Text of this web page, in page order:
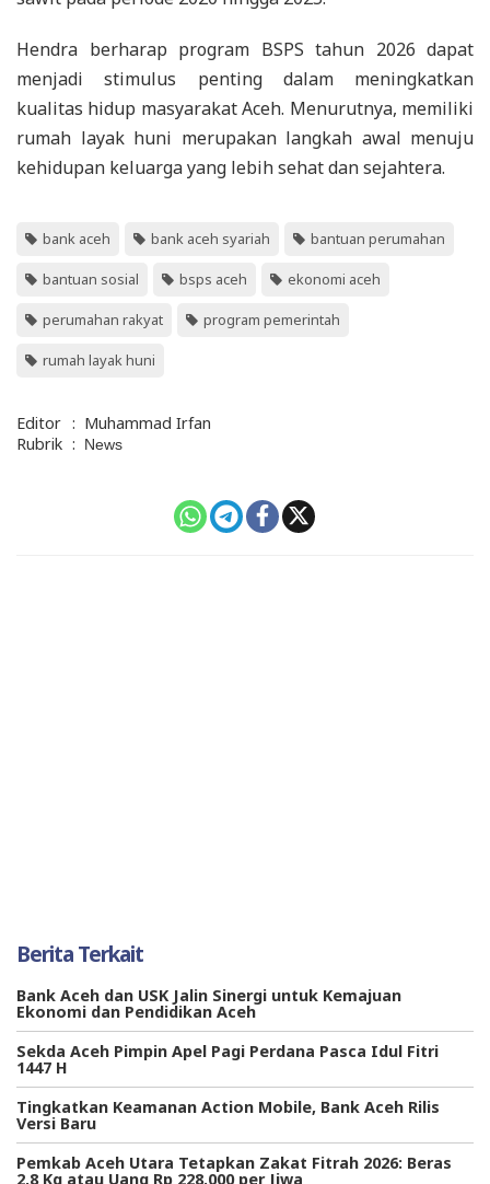
Hendra berharap program BSPS tahun 2026 dapat
menjadi stimulus penting dalam meningkatkan
kualitas hidup masyarakat Aceh. Menurutnya, memiliki
rumah layak huni merupakan langkah awal menuju
kehidupan keluarga yang lebih sehat dan sejahtera.
bank aceh bank aceh syariah bantuan perumahan
bantuan sosial bsps aceh ekonomi aceh
perumahan rakyat program pemerintah
rumah layak huni
Editor : Muhammad Irfan
Rubrik : News
Berita Terkait
Bank Aceh dan USK Jalin Sinergi untuk Kemajuan
Ekonomi dan Pendidikan Aceh
Sekda Aceh Pimpin Apel Pagi Perdana Pasca Idul Fitri
1447 H
Tingkatkan Keamanan Action Mobile, Bank Aceh Rilis
Versi Baru
Pemkab Aceh Utara Tetapkan Zakat Fitrah 2026: Beras
2,8 Kg atau Uang Rp 228.000 per Jiwa